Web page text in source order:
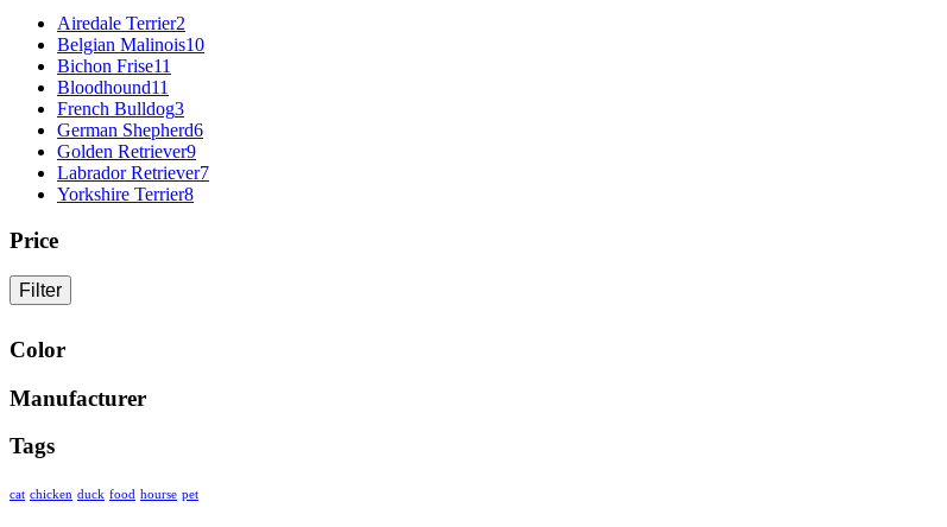
Airedale Terrier2
Belgian Malinois10
Bichon Frise11
Bloodhound11
French Bulldog3
German Shepherd6
Golden Retriever9
Labrador Retriever7
Yorkshire Terrier8
Price
Filter
Color
Manufacturer
Tags
cat chicken duck food hourse pet